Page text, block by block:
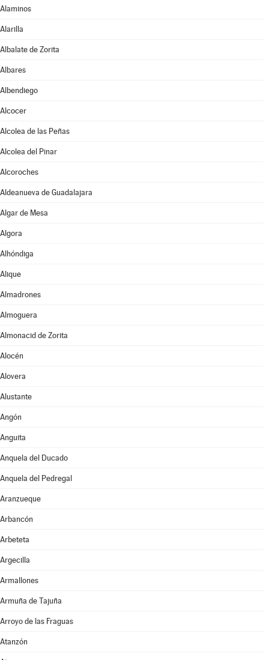
Alaminos
Alarilla
Albalate de Zorita
Albares
Albendiego
Alcocer
Alcolea de las Peñas
Alcolea del Pinar
Alcoroches
Aldeanueva de Guadalajara
Algar de Mesa
Algora
Alhóndiga
Alique
Almadrones
Almoguera
Almonacid de Zorita
Alocén
Alovera
Alustante
Angón
Anguita
Anquela del Ducado
Anquela del Pedregal
Aranzueque
Arbancón
Arbeteta
Argecilla
Armallones
Armuña de Tajuña
Arroyo de las Fraguas
Atanzón